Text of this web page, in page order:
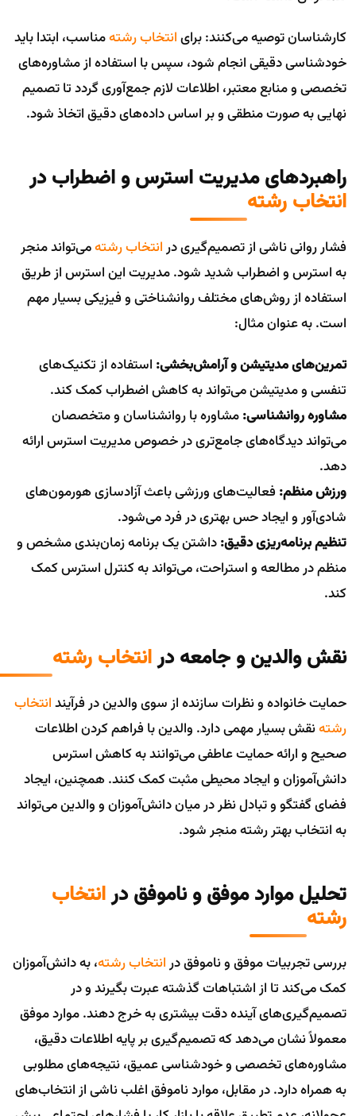
کارشناسان توصیه می‌کنند: برایانتخاب رشتهمناسب، ابتدا باید
خودشناسی دقیقی انجام شود، سپس با استفاده از مشاوره‌های
تخصصی و منابع معتبر، اطلاعات لازم جمع‌آوری گردد تا تصمیم
نهایی به صورت منطقی و بر اساس داده‌های دقیق اتخاذ شود.
راهبردهای مدیریت استرس و اضطراب در
انتخاب رشته
فشار روانی ناشی از تصمیم‌گیری درانتخاب رشتهمی‌تواند منجر
به استرس و اضطراب شدید شود. مدیریت این استرس از طریق
استفاده از روش‌های مختلف روانشناختی و فیزیکی بسیار مهم
است. به عنوان مثال:
تمرین‌های مدیتیشن و آرامش‌بخشی: استفاده از تکنیک‌های
تنفسی و مدیتیشن می‌تواند به کاهش اضطراب کمک کند.
مشاوره روانشناسی:مشاوره با روانشناسان و متخصصان
می‌تواند دیدگاه‌های جامع‌تری در خصوص مدیریت استرس ارائه
دهد.
ورزش منظم: فعالیت‌های ورزشی باعث آزادسازی هورمون‌های
شادی‌آور و ایجاد حس بهتری در فرد می‌شود.
تنظیم برنامه‌ریزی دقیق:داشتن یک برنامه زمان‌بندی مشخص و
منظم در مطالعه و استراحت، می‌تواند به کنترل استرس کمک
کند.
نقش والدین و جامعه درانتخاب رشته
حمایت خانواده و نظرات سازنده از سوی والدین در فرآیندانتخاب
رشتهنقش بسیار مهمی دارد. والدین با فراهم کردن اطلاعات
صحیح و ارائه حمایت عاطفی می‌توانند به کاهش استرس
دانش‌آموزان و ایجاد محیطی مثبت کمک کنند. همچنین، ایجاد
فضای گفتگو و تبادل نظر در میان دانش‌آموزان و والدین می‌تواند
به انتخاب بهتر رشته منجر شود.
تحلیل موارد موفق و ناموفق درانتخاب
رشته
بررسی تجربیات موفق و ناموفق درانتخاب رشته، به دانش‌آموزان
کمک می‌کند تا از اشتباهات گذشته عبرت بگیرند و در
تصمیم‌گیری‌های آینده دقت بیشتری به خرج دهند. موارد موفق
معمولاً نشان می‌دهد که تصمیم‌گیری بر پایه اطلاعات دقیق،
مشاوره‌های تخصصی و خودشناسی عمیق، نتیجه‌های مطلوبی
به همراه دارد. در مقابل، موارد ناموفق اغلب ناشی از انتخاب‌های